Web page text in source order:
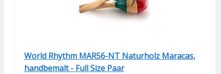
World Rhythm MAR56-NT Naturholz Maracas,
handbemalt - Full Size Paar